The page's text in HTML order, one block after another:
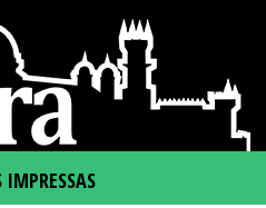
IMPRESSAS